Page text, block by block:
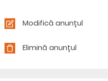
Modifică anunțul
Elimină anunțul